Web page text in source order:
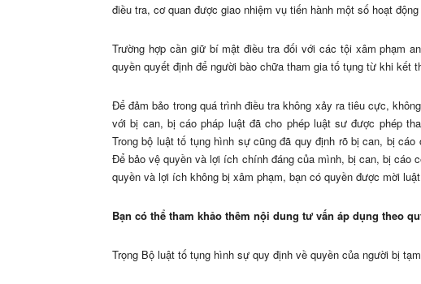
điều tra, cơ quan được giao nhiệm vụ tiến hành một số hoạt
Trường hợp cần giữ bí mật điều tra đối với các tội xâm phạm
quyền quyết định để người bào chữa tham gia tố tụng từ khi kết
Để đảm bảo trong quá trình điều tra không xảy ra tiêu cực,
với bị can, bị cáo pháp luật đã cho phép luật sư được phép
Trong bộ luật tố tụng hình sự cũng đã quy định rõ bị can, bị
Để bảo vệ quyền và lợi ích chính đáng của mình, bị can, bị cáo
quyền và lợi ích không bị xâm phạm, bạn có quyền được mời
Bạn có thể tham khảo thêm nội dung tư vấn áp dụng theo
Trọng Bộ luật tố tụng hình sự quy định về quyền của người bị